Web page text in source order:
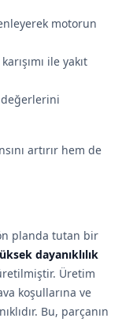
motorun
ile yakıt
artırır hem de
planda tutan bir
dayanıklılık
Üretim
koşullarına ve
Bu, parçanın